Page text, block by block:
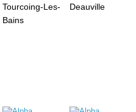
Tourcoing-Les-
Bains
Deauville